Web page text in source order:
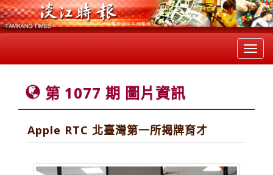
第 1077 期 圖片資訊
Apple RTC 北臺灣第一所揭牌育才